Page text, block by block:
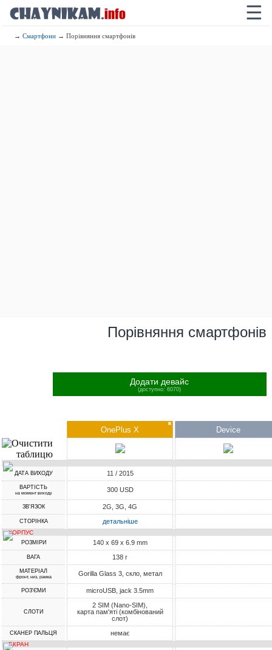
☰
→Смартфони → Порівняння смартфонів
Порівняння смартфонів
Додати девайс
(доступно: 6070)
✖
OnePlus X Device
ДАТА ВИХОДУ 11 / 2015
ВАРТІСТЬ
на момент виходу 300 USD
ЗВ'ЯЗОК 2G, 3G, 4G
СТОРІНКА детальніше
КОРПУС
РОЗМІРИ 140 x 69 x 6.9 mm
ВАГА 138 г
МАТЕРІАЛ
фронт, низ, рамка Gorilla Glass 3, скло, метал
РОЗ'ЄМИ microUSB, jack 3.5mm
СЛОТИ
2 SIM (Nano-SIM),
карта пам'яті (комбінований
слот)
СКАНЕР ПАЛЬЦЯ немає
ЕКРАН